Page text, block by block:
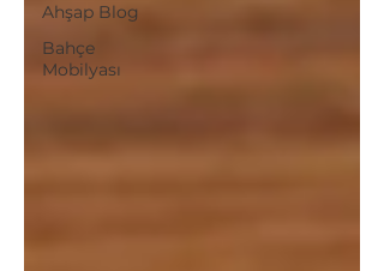
Ahşap Blog
Bahçe
Mobilyası